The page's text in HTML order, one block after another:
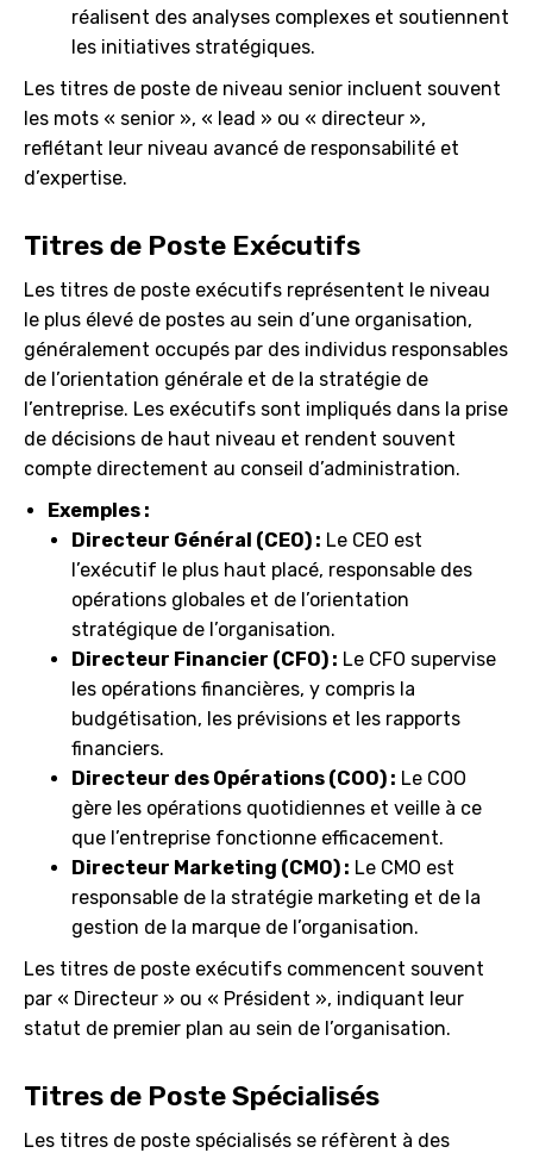
réalisent des analyses complexes et soutiennent
les initiatives stratégiques.
Les titres de poste de niveau senior incluent souvent
les mots « senior », « lead » ou « directeur »,
reflétant leur niveau avancé de responsabilité et
d’expertise.
Titres de Poste Exécutifs
Les titres de poste exécutifs représentent le niveau
le plus élevé de postes au sein d’une organisation,
généralement occupés par des individus responsables
de l’orientation générale et de la stratégie de
l’entreprise. Les exécutifs sont impliqués dans la prise
de décisions de haut niveau et rendent souvent
compte directement au conseil d’administration.
Exemples :
Directeur Général (CEO) : Le CEO est
l’exécutif le plus haut placé, responsable des
opérations globales et de l’orientation
stratégique de l’organisation.
Directeur Financier (CFO) : Le CFO supervise
les opérations financières, y compris la
budgétisation, les prévisions et les rapports
financiers.
Directeur des Opérations (COO) : Le COO
gère les opérations quotidiennes et veille à ce
que l’entreprise fonctionne efficacement.
Directeur Marketing (CMO) : Le CMO est
responsable de la stratégie marketing et de la
gestion de la marque de l’organisation.
Les titres de poste exécutifs commencent souvent
par « Directeur » ou « Président », indiquant leur
statut de premier plan au sein de l’organisation.
Titres de Poste Spécialisés
Les titres de poste spécialisés se réfèrent à des